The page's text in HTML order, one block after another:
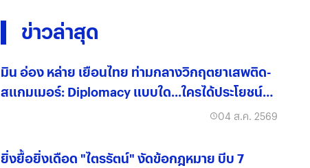
ข่าวล่าสุด
มิน อ่อง หล่าย เยือนไทย ท่ามกลางวิกฤตยาเสพติด-
สแกมเมอร์: Diplomacy แบบใด...ใครได้ประโยชน์
04 ส.ค. 2569
ยิ่งยื้อยิ่งเดือด "ไตรรัตน์" งัดข้อกฎหมาย บีบ 7